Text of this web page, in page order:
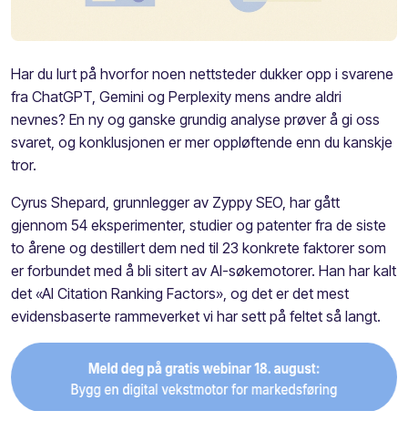
Har du lurt på hvorfor noen nettsteder dukker opp i svarene
fra ChatGPT, Gemini og Perplexity mens andre aldri
nevnes? En ny og ganske grundig analyse prøver å gi oss
svaret, og konklusjonen er mer oppløftende enn du kanskje
tror.
Cyrus Shepard, grunnlegger av Zyppy SEO, har gått
gjennom 54 eksperimenter, studier og patenter fra de siste
to årene og destillert dem ned til 23 konkrete faktorer som
er forbundet med å bli sitert av AI-søkemotorer. Han har kalt
det «AI Citation Ranking Factors», og det er det mest
evidensbaserte rammeverket vi har sett på feltet så langt.